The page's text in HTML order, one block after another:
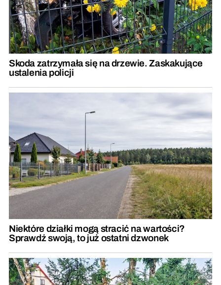
Skoda zatrzymała się na drzewie. Zaskakujące
ustalenia policji
Niektóre działki mogą stracić na wartości?
Sprawdź swoją, to już ostatni dzwonek